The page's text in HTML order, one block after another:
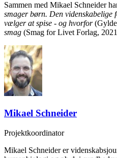
Sammen med Mikael Schneider
smager børn. Den
vælger at spise - og hvorfor
smag (Smag for Livet Forlag,
Mikael Schneider
Projektkoordinator
Mikael Schneider er